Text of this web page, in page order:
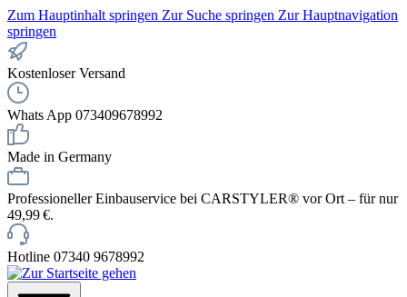
Zum Hauptinhalt springen Zur Suche springen Zur Hauptnavigation
springen
Kostenloser Versand
Whats App 073409678992
Made in Germany
Professioneller Einbauservice bei CARSTYLER® vor Ort – für nur
49,99 €.
Hotline 07340 9678992